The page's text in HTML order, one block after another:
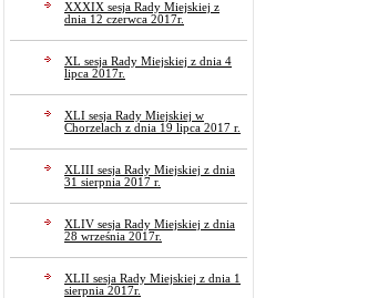
XXXIX sesja Rady Miejskiej z
dnia 12 czerwca 2017r.
XL sesja Rady Miejskiej z dnia 4
lipca 2017r.
XLI sesja Rady Miejskiej w
Chorzelach z dnia 19 lipca 2017 r.
XLIII sesja Rady Miejskiej z dnia
31 sierpnia 2017 r.
XLIV sesja Rady Miejskiej z dnia
28 września 2017r.
XLII sesja Rady Miejskiej z dnia 1
sierpnia 2017r.